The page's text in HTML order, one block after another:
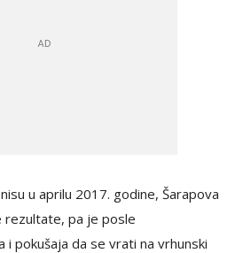
u aprilu 2017. godine, Šarapova
rezultate, pa je posle
i pokušaja da se vrati na vrhunski